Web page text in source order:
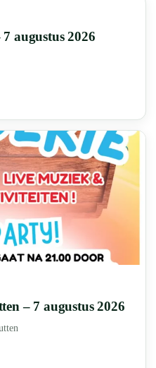
augustus 2026
– 7 augustus 2026